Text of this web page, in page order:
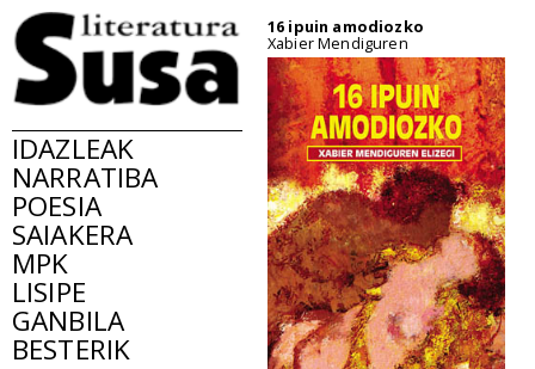
IDAZLEAK
NARRATIBA
POESIA
SAIAKERA
MPK
LISIPE
GANBILA
BESTERIK
16 ipuin amodiozko
Xabier Mendiguren